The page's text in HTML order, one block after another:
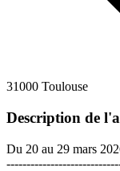
31000 Toulouse
Description de
Du 20 au 29 mars